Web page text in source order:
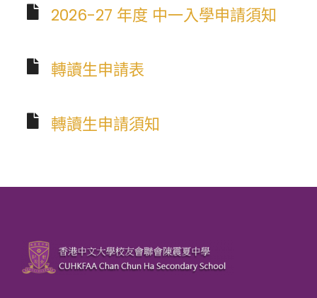
2026-27 年度 中一入學申請須知
轉讀生申請表
轉讀生申請須知